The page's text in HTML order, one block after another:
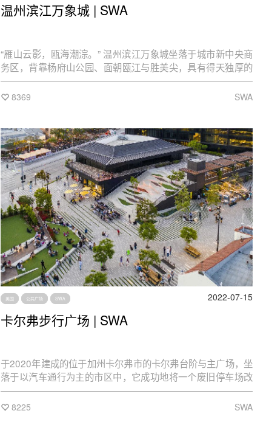
温州滨江万象城 | SWA
“雁山云影，瓯海潮淙。” 温州滨江万象城坐落于城市新中央商
务区，背靠杨府山公园、面朝瓯江与胜美尖，具有得天独厚的
地理优势与景观资源。我们如何利用设计将这优越的场地条件
充分展现及升华、塑造独特的场地精神，并在网络消费与后疫
8369 SWA
美国 公共广场 SWA 2022-07-15
卡尔弗步行广场 | SWA
于2020年建成的位于加州卡尔弗市的卡尔弗台阶与主广场，坐
落于以汽车通行为主的市区中，它成功地将一个废旧停车场改
造为对行人友好的、卡尔弗市的新城市中心。
8225 SWA